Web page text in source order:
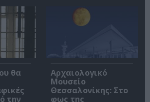
θα
την
Αρχαιολογικό
Μουσείο
Θεσσαλονίκης: Στο
φως της